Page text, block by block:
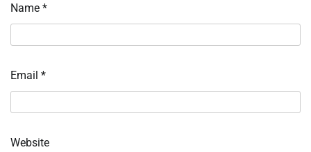
Name *
Email *
Website